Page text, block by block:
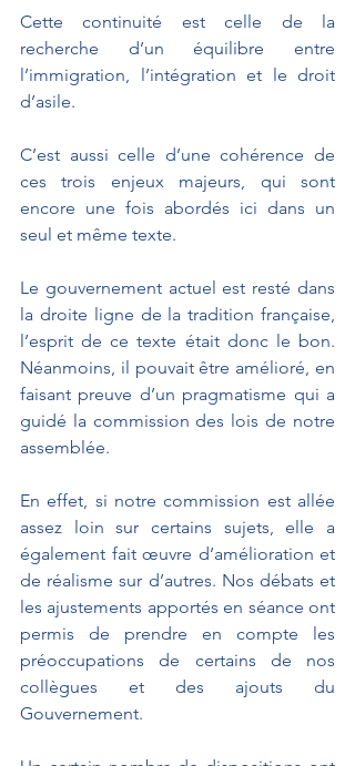
Cette continuité est celle de la
recherche d’un équilibre entre
l’immigration, l’intégration et le droit
d’asile.
C’est aussi celle d’une cohérence de
ces trois enjeux majeurs, qui sont
encore une fois abordés ici dans un
seul et même texte.
Le gouvernement actuel est resté dans
la droite ligne de la tradition française,
l’esprit de ce texte était donc le bon.
Néanmoins, il pouvait être amélioré, en
faisant preuve d’un pragmatisme qui a
guidé la commission des lois de notre
assemblée.
En effet, si notre commission est allée
assez loin sur certains sujets, elle a
également fait œuvre d’amélioration et
de réalisme sur d’autres. Nos débats et
les ajustements apportés en séance ont
permis de prendre en compte les
préoccupations de certains de nos
collègues et des ajouts du
Gouvernement.